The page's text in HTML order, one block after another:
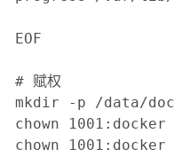
EOF
# 赋权
mkdir -p /data/
chown
chown